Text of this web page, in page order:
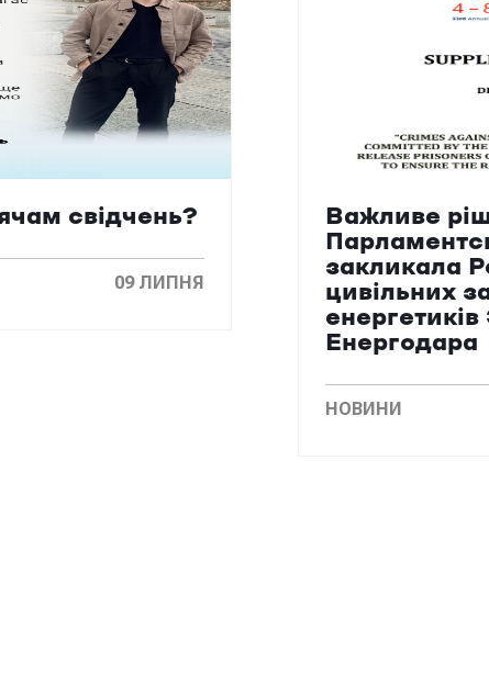
свідчень?
09 ЛИПНЯ
Важливе
закликала
цивільних
Енергодара
НОВИНИ